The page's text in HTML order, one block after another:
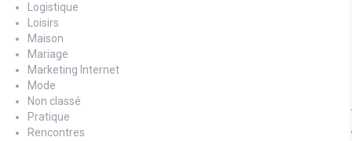
Logistique
Loisirs
Maison
Mariage
Marketing Internet
Mode
Non classé
Pratique
Rencontres